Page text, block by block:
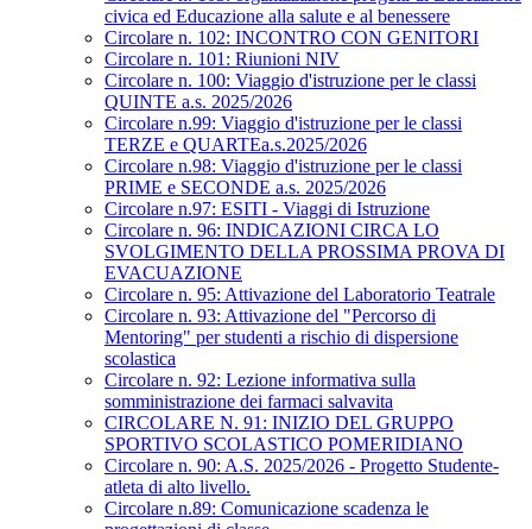
civica ed Educazione alla salute e al benessere
Circolare n. 102: INCONTRO CON GENITORI
Circolare n. 101: Riunioni NIV
Circolare n. 100: Viaggio d'istruzione per le classi
QUINTE a.s. 2025/2026
Circolare n.99: Viaggio d'istruzione per le classi
TERZE e QUARTEa.s.2025/2026
Circolare n.98: Viaggio d'istruzione per le classi
PRIME e SECONDE a.s. 2025/2026
Circolare n.97: ESITI - Viaggi di Istruzione
Circolare n. 96: INDICAZIONI CIRCA LO
SVOLGIMENTO DELLA PROSSIMA PROVA DI
EVACUAZIONE
Circolare n. 95: Attivazione del Laboratorio Teatrale
Circolare n. 93: Attivazione del "Percorso di
Mentoring" per studenti a rischio di dispersione
scolastica
Circolare n. 92: Lezione informativa sulla
somministrazione dei farmaci salvavita
CIRCOLARE N. 91: INIZIO DEL GRUPPO
SPORTIVO SCOLASTICO POMERIDIANO
Circolare n. 90: A.S. 2025/2026 - Progetto Studente-
atleta di alto livello.
Circolare n.89: Comunicazione scadenza le